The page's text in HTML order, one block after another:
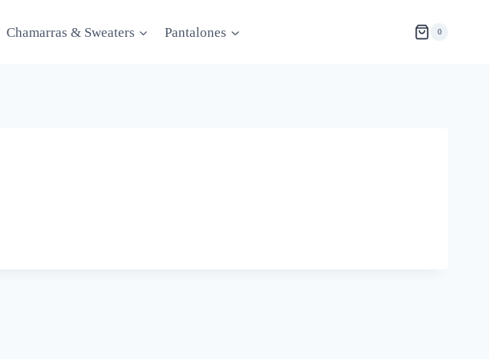
Chamarras & Sweaters Pantalones 0